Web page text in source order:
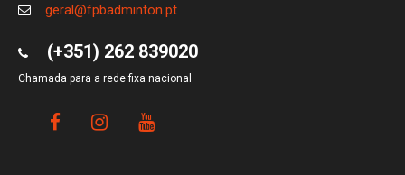
geral@fpbadminton.pt
(+351) 262 839020
Chamada para a rede fixa nacional